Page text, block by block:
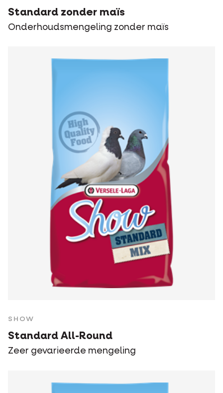
Standard zonder maïs
Onderhoudsmengeling zonder maïs
SHOW
Standard All-Round
Zeer gevarieerde mengeling